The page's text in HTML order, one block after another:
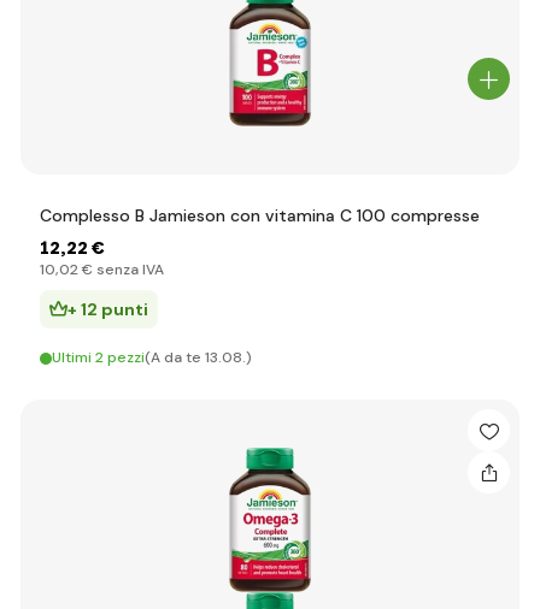
Complesso B Jamieson con vitamina C 100 compresse
12,22 €
10,02 € senza IVA
+ 12 punti
Ultimi 2 pezzi(A da te 13.08.)